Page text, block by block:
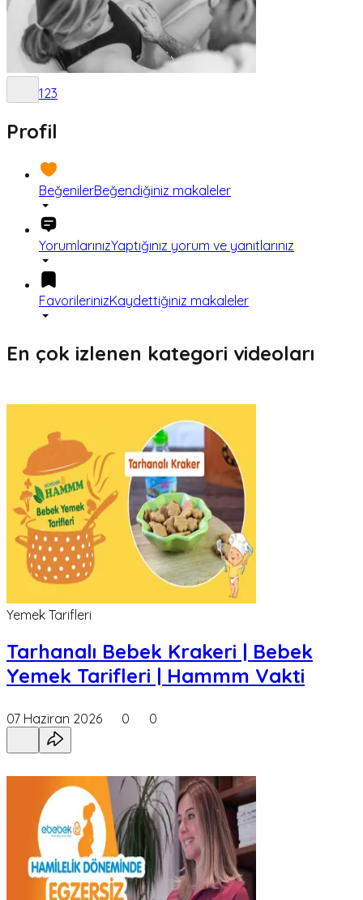
123
Profil
BeğenilerBeğendiğiniz makaleler
YorumlarınızYaptığınız yorum ve yanıtlarınız
FavorilerinizKaydettiğiniz makaleler
En çok izlenen kategori videoları
Yemek Tarifleri
Tarhanalı Bebek Krakeri | Bebek
Yemek Tarifleri | Hammm Vakti
07 Haziran 2026 0 0